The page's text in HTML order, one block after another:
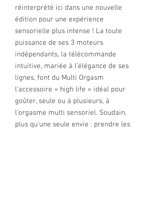
réinterprété ici dans une nouvelle
édition pour une expérience
sensorielle plus intense ! La toute
puissance de ses 3 moteurs
indépendants, la télécommande
intuitive, mariée à l’élégance de ses
lignes, font du Multi Orgasm
l’accessoire « high life » idéal pour
goûter, seule ou à plusieurs, à
l’orgasme multi sensoriel. Soudain,
plus qu'une seule envie : prendre les